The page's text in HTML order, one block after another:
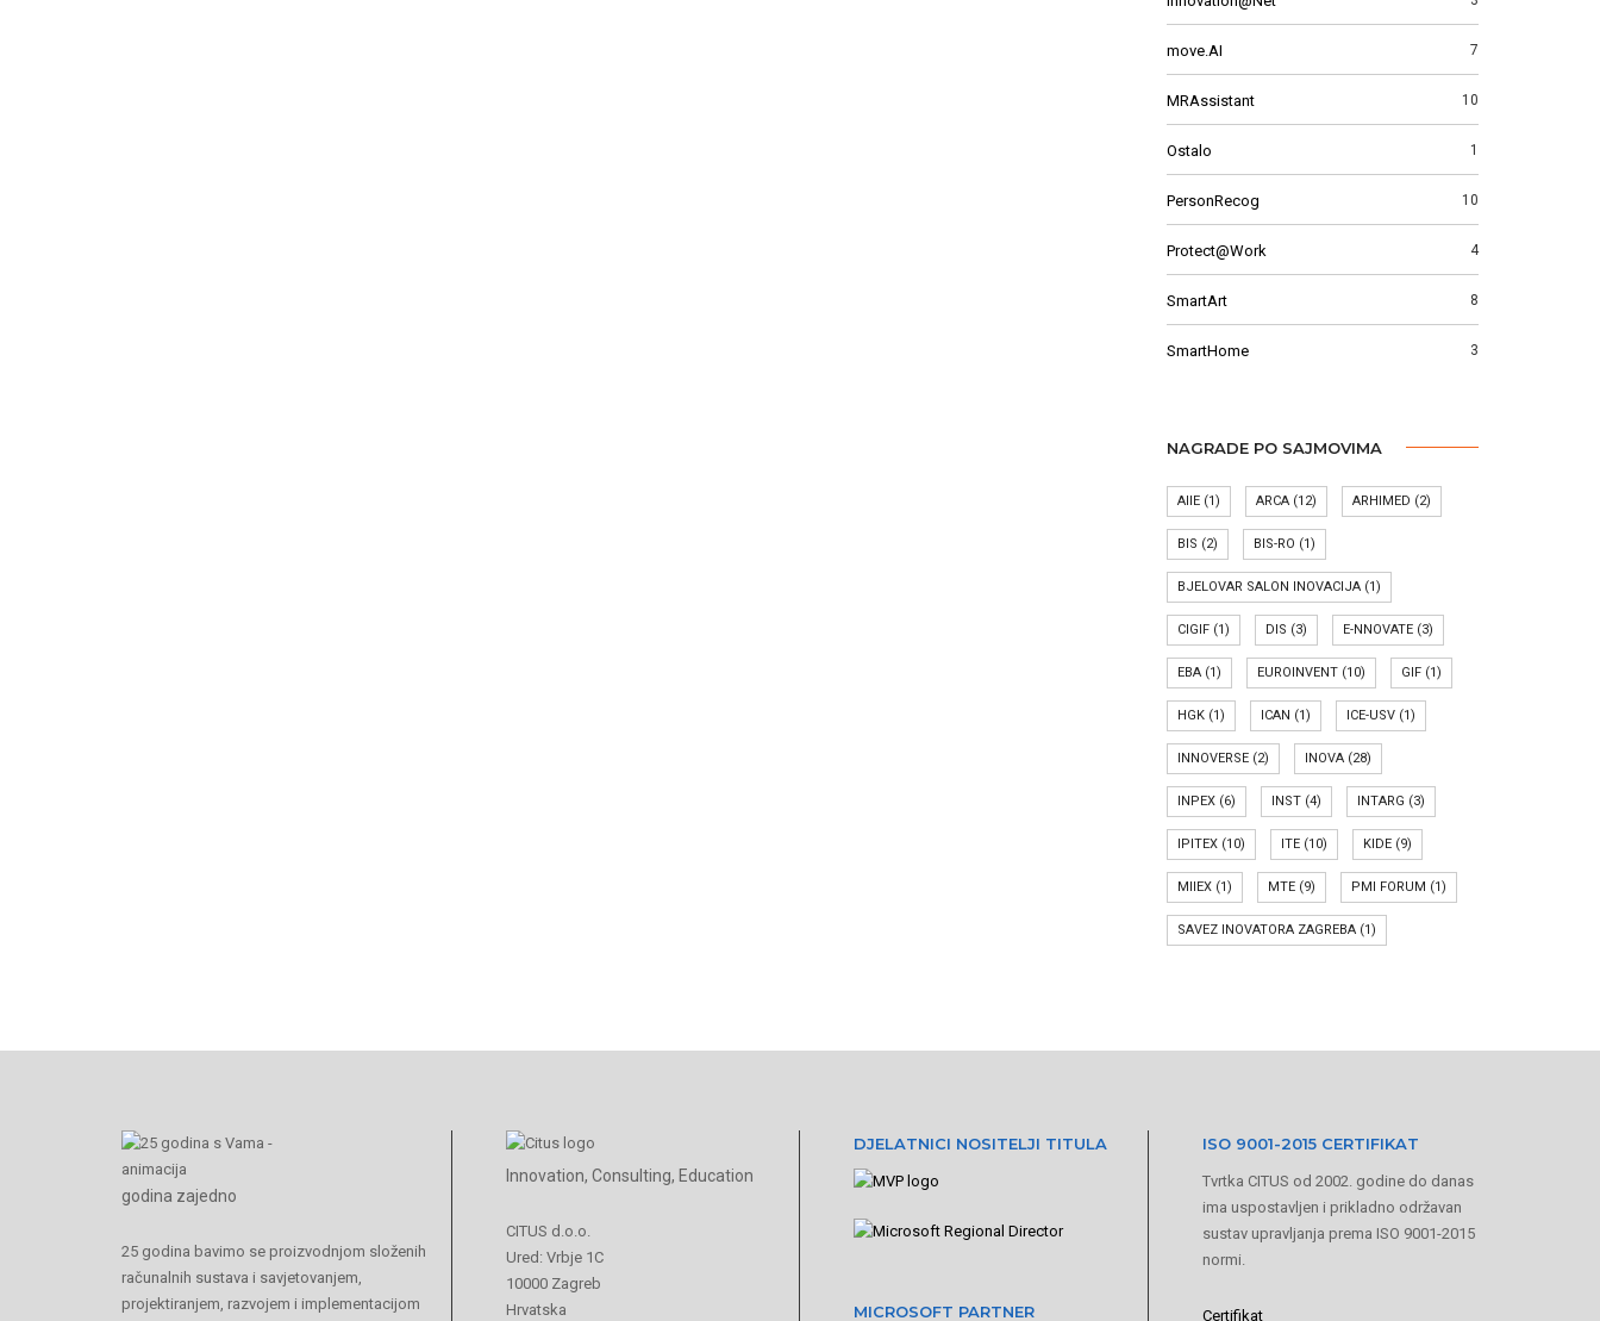
move.AI 7
MRAssistant 10
Ostalo 1
PersonRecog 10
Protect@Work 4
SmartArt 8
SmartHome 3
NAGRADE PO SAJMOVIMA
AIIE(1) ARCA(12) ARHIMED (2)
BIS (2) BIS-RO (1)
BJELOVAR SALON INOVACIJA(1)
CIGIF(1) DIS (3) E-NNOVATE(3)
EBA(1) EUROINVENT(10) GIF(1)
HGK(1) ICAN (1) ICE-USV(1)
INNOVERSE(2) INOVA(28)
INPEX(6) INST(4) INTARG (3)
IPITEX(10) ITE(10) KIDE(9)
MIIEX(1) MTE(9) PMI FORUM (1)
SAVEZ INOVATORA ZAGREBA(1)
godina zajedno
25 godina bavimo se proizvodnjom složenih
računalnih sustava i savjetovanjem,
projektiranjem, razvojem i implementacijom
Innovation, Consulting, Education
CITUS d.o.o.
Ured: Vrbje 1C
10000 Zagreb
Hrvatska
DJELATNICI NOSITELJI TITULA
MICROSOFT PARTNER
ISO 9001-2015 CERTIFIKAT
Tvrtka CITUS od 2002. godine do danas
ima uspostavljen i prikladno održavan
sustav upravljanja prema ISO 9001-2015
normi.
Certifikat